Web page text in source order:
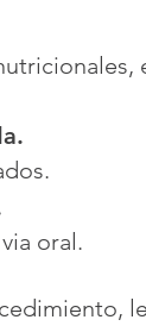
oral.